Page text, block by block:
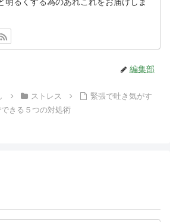
明るくする為のあれこれをお届けしま
編集部
ストレス
緊張で吐き気がす
きる５つの対処術